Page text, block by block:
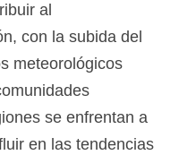
al
con la subida del
meteorológicos
se enfrentan a
en las tendencias